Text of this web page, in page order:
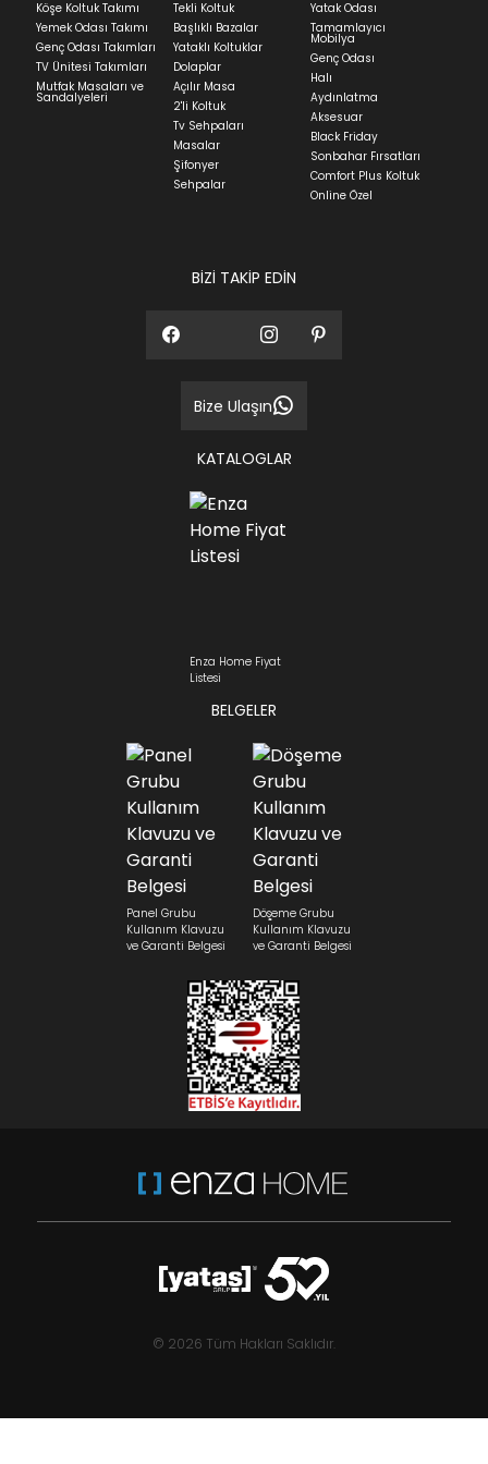
Yatak siparişlerinizin teslim süresi yaşadığınız şehre
ve ürünün stok durumuna göre ortalama 5-24 iş
günüdür.
Panel ve Döşeme grubu ürün siparişlerinizin teslim
süresi yaşadığınız şehre ve ürünün stok durumuna
göre ortalama 30-45 iş günüdür.
Siparişlerim bölümünden sürecinizi takip edebilirsiniz.
Sıkça Sorulan Sorularbölümünü ziyaret
Köşe Koltuk Takımı
Yemek Odası Takımı
Genç Odası Takımları
TV Ünitesi Takımları
Mutfak Masaları ve
Sandalyeleri
Tekli Koltuk
Başlıklı Bazalar
Yataklı Koltuklar
Dolaplar
Açılır Masa
2'li Koltuk
Tv Sehpaları
Masalar
Şifonyer
Sehpalar
Yatak Odası
Tamamlayıcı
Mobilya
Genç Odası
Halı
Aydınlatma
Aksesuar
Black Friday
Sonbahar Fırsatları
Comfort Plus Koltuk
Online Özel
BİZİ TAKİP EDİN
Bize Ulaşın
KATALOGLAR
Enza Home Fiyat
Listesi
BELGELER
Panel Grubu
Kullanım Klavuzu
ve Garanti Belgesi
Döşeme Grubu
Kullanım Klavuzu
ve Garanti Belgesi
© 2026 Tüm Hakları Saklıdır.